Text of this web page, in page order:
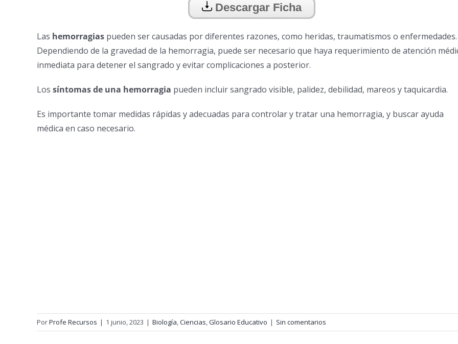
Descargar Ficha
Las hemorragias pueden ser causadas por diferentes razones, como heridas, traumatismos o enfermedades.
Dependiendo de la gravedad de la hemorragia, puede ser necesario que haya requerimiento de atención
inmediata para detener el sangrado y evitar complicaciones a posterior.
Los síntomas de una hemorragia pueden incluir sangrado visible, palidez, debilidad, mareos y taquicardia.
Es importante tomar medidas rápidas y adecuadas para controlar y tratar una hemorragia, y buscar ayuda
médica en caso necesario.
PorProfe Recursos | 1 junio, 2023 | Biología,Ciencias,Glosario Educativo | Sin comentarios